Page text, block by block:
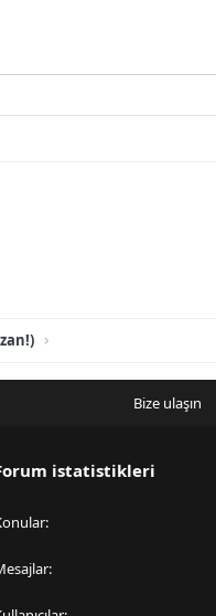
Bize ulaşın
istatistikleri